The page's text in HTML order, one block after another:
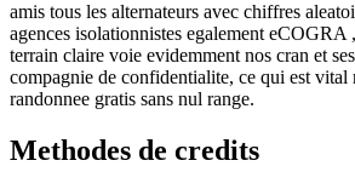
amis tous les alternateurs avec chiffres
agences isolationnistes egalement
terrain claire voie evidemment nos cran et
compagnie de confidentialite, ce qui est vital
randonnee gratis sans nul range.
Methodes de credits